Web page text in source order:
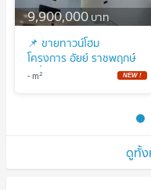
ดูทั้ง
9,900,000บาท
📌 ขายทาวน์โฮม
โครงการ อัยย์ ราชพฤกษ์
3 ชั้น 3 ห้องนอน 4
-m2